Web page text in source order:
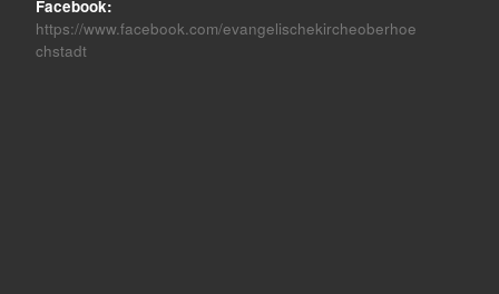
Facebook:
https://www.facebook.com/evangelischekircheoberhoe
chstadt